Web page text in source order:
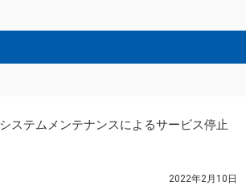
ステムメンテナンスによるサービス停止
2022年2月10日